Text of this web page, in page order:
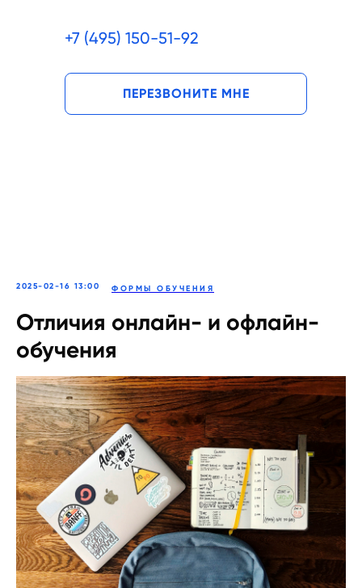
ПЕРЕЗВОНИТЕ МНЕ
+7 (495) 150-51-92
2025-02-16 13:00 ФОРМЫ ОБУЧЕНИЯ
Отличия онлайн- и офлайн-
обучения